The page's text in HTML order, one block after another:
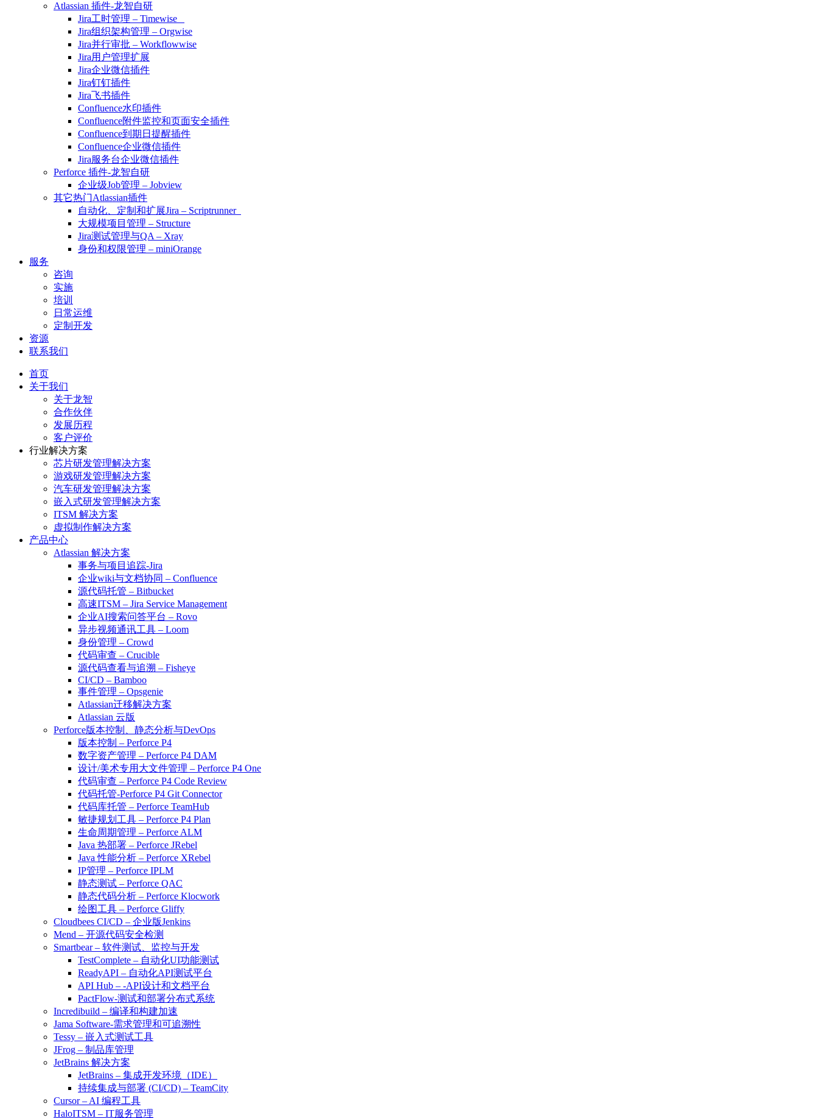
Atlassian 插件-龙智自研
Jira工时管理 – Timewise
Jira组织架构管理 – Orgwise
Jira并行审批 – Workflowwise
Jira用户管理扩展
Jira企业微信插件
Jira钉钉插件
Jira飞书插件
Confluence水印插件
Confluence附件监控和页面安全插件
Confluence到期日提醒插件
Confluence企业微信插件
Jira服务台企业微信插件
Perforce 插件-龙智自研
企业级Job管理 – Jobview
其它热门Atlassian插件
自动化、定制和扩展Jira – Scriptrunner
大规模项目管理 – Structure
Jira测试管理与QA – Xray
身份和权限管理 – miniOrange
服务
咨询
实施
培训
日常运维
定制开发
资源
联系我们
首页
关于我们
关于龙智
合作伙伴
发展历程
客户评价
行业解决方案
芯片研发管理解决方案
游戏研发管理解决方案
汽车研发管理解决方案
嵌入式研发管理解决方案
ITSM 解决方案
虚拟制作解决方案
产品中心
Atlassian 解决方案
事务与项目追踪-Jira
企业wiki与文档协同 – Confluence
源代码托管 – Bitbucket
高速ITSM – Jira Service Management
企业AI搜索问答平台 – Rovo
异步视频通讯工具 – Loom
身份管理 – Crowd
代码审查 – Crucible
源代码查看与追溯 – Fisheye
CI/CD – Bamboo
事件管理 – Opsgenie
Atlassian迁移解决方案
Atlassian 云版
Perforce版本控制、静态分析与DevOps
版本控制 – Perforce P4
数字资产管理 – Perforce P4 DAM
设计/美术专用大文件管理 – Perforce P4 One
代码审查 – Perforce P4 Code Review
代码托管-Perforce P4 Git Connector
代码库托管 – Perforce TeamHub
敏捷规划工具 – Perforce P4 Plan
生命周期管理 – Perforce ALM
Java 热部署 – Perforce JRebel
Java 性能分析 – Perforce XRebel
IP管理 – Perforce IPLM
静态测试 – Perforce QAC
静态代码分析 – Perforce Klocwork
绘图工具 – Perforce Gliffy
Cloudbees CI/CD – 企业版Jenkins
Mend – 开源代码安全检测
Smartbear – 软件测试、监控与开发
TestComplete – 自动化UI功能测试
ReadyAPI – 自动化API测试平台
API Hub – -API设计和文档平台
PactFlow-测试和部署分布式系统
Incredibuild – 编译和构建加速
Jama Software-需求管理和可追溯性
Tessy – 嵌入式测试工具
JFrog – 制品库管理
JetBrains 解决方案
JetBrains – 集成开发环境（IDE）
持续集成与部署 (CI/CD) – TeamCity
Cursor – AI 编程工具
HaloITSM – IT服务管理